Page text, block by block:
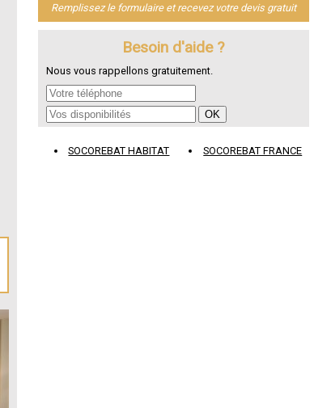
Remplissez le formulaire et recevez votre devis gratuit
Besoin d'aide ?
Nous vous rappellons gratuitement.
SOCOREBAT HABITAT SOCOREBAT FRANCE